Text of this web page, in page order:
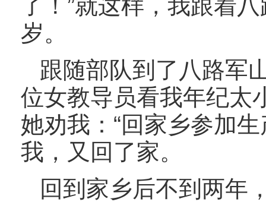
了！”就这样，我跟着
岁。
跟随部队到了八路军
位女教导员看我年纪太
她劝我：“回家乡参加
我，又回了家。
回到家乡后不到两年